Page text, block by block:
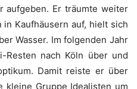
auf­ge­ben. Er träum­te wei­ter
Kauf­häu­sern auf, hielt sich
Was­ser. Im fol­gen­den Jahr
nach Köln über und
Damit reis­te er über
klei­ne Grup­pe Idea­lis­ten um